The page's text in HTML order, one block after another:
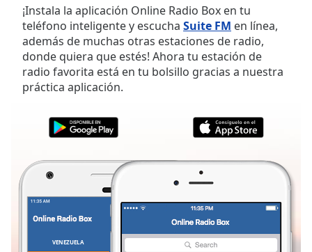
Skip
Backward
Skip
Forward
Mute
Current
Time0:00
Duration-:-
Stream
Type
LIVE
Seek to
currently
¡Instala la aplicación Online Radio Box en tu
teléfono inteligente y escucha Suite FM en línea,
además de muchas otras estaciones de radio,
donde quiera que estés! Ahora tu estación de
radio favorita está en tu bolsillo gracias a nuestra
práctica aplicación.
VENEZUELA